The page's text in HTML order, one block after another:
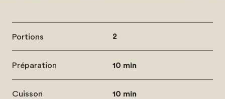
Portions 2
Préparation 10 min
Cuisson 10 min